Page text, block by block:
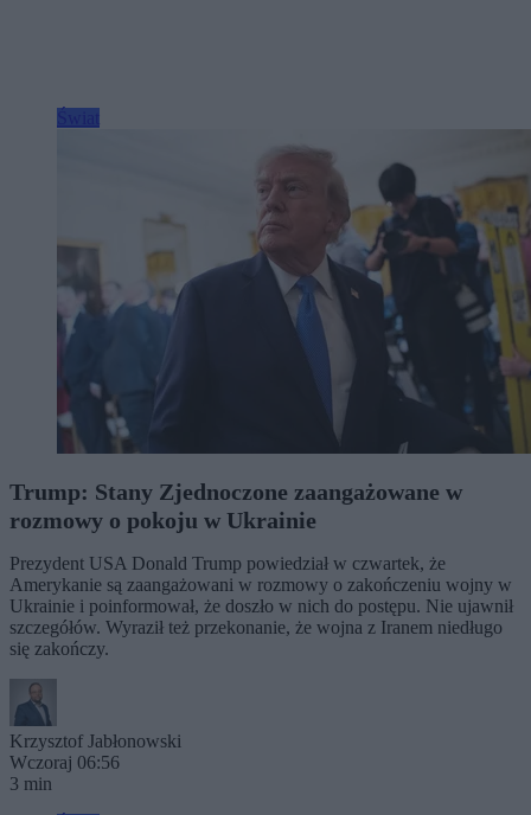
Trump: Stany Zjednoczone zaangażowane w
rozmowy o pokoju w Ukrainie
Prezydent USA Donald Trump powiedział w czwartek, że
Amerykanie są zaangażowani w rozmowy o zakończeniu wojny w
Ukrainie i poinformował, że doszło w nich do postępu. Nie ujawnił
szczegółów. Wyraził też przekonanie, że wojna z Iranem niedługo
się zakończy.
Krzysztof Jabłonowski
Wczoraj 06:56
3 min